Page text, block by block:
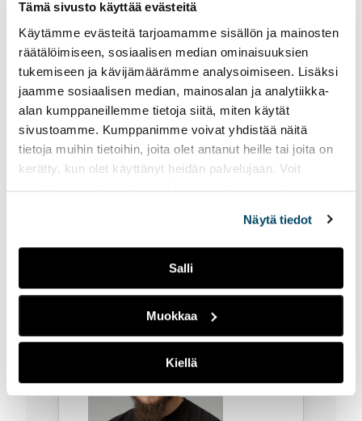
Tämä sivusto käyttää evästeitä
Käytämme evästeitä tarjoamamme sisällön ja mainosten
räätälöimiseen, sosiaalisen median ominaisuuksien
tukemiseen ja kävijämäärämme analysoimiseen. Lisäksi
jaamme sosiaalisen median, mainosalan ja analytiikka-
alan kumppaneillemme tietoja siitä, miten käytät
sivustoamme. Kumppanimme voivat yhdistää näitä
tietoja muihin tietoihin, joita olet antanut heille tai joita on
kerätty, kun olet käyttänyt heidän palvelujaan. Voit
muuttaa evästeasetuksiesi hyväksyntää sivuston
Näytä tiedot
Salli
Muokkaa
Kiellä
Jari-Pekka Tamminen
Senior Laboratory Technician
Corporate Services
pekka.tamminen@turkuamk.fi